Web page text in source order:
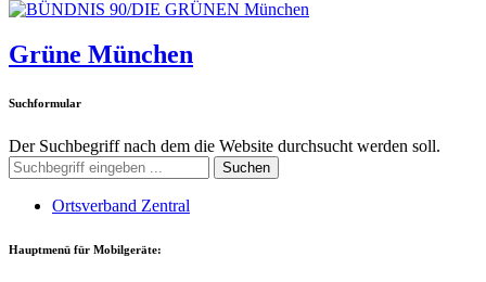
Grüne München
Suchformular
Der Suchbegriff nach dem die Website durchsucht werden soll.
Suchen
Ortsverband Zentral
Hauptmenü für Mobilgeräte: